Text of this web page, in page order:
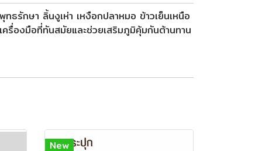
รักษา ลิ้นงูเห่า เหงือกปลาหมอ ข้าวเย็นเหนือ
องมือที่ทันสมัยและช่วยเสริมภูมิคุ้มกันต้านทาน
New